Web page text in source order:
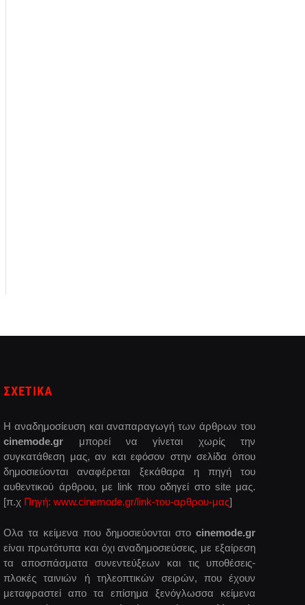
ΣΧΕΤΙΚΑ
Η αναδημοσίευση και αναπαραγωγή των άρθρων του
cinemode.gr μπορεί να γίνεται χωρίς την
συγκατάθεση μας, αν και εφόσον στην σελίδα όπου
δημοσιεύονται αναφέρεται ξεκάθαρα η πηγή του
αυθεντικού άρθρου, με link που οδηγεί στο site μας.
[π.χ Πηγή: www.cinemode.gr/link-του-αρθρου-μας]
Ολα τα κείμενα που δημοσιεύονται στο cinemode.gr
είναι πρωτότυπα και όχι αναδημοσιεύσεις, με εξαίρεση
τα αποσπάσματα συνεντεύξεων και τις υποθέσεις-
πλοκές ταινιών ή τηλεοπτικών σειρών, που έχουν
μεταφραστεί απο τα επίσημα ξενόγλωσσα κείμενα